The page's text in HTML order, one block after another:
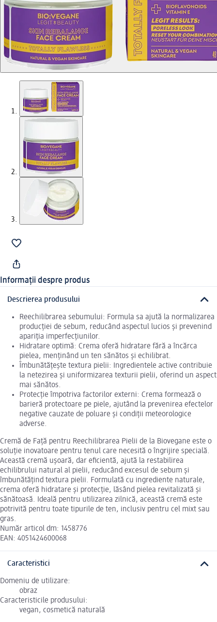
Informații despre produs
Descrierea produsului
Reechilibrarea sebumului: Formula sa ajută la normalizarea
producției de sebum, reducând aspectul lucios și prevenind
apariția imperfecțiunilor.
Hidratare optimă: Crema oferă hidratare fără a încărca
pielea, menținând un ten sănătos și echilibrat.
Îmbunătățește textura pielii: Ingredientele active contribuie
la netezirea și uniformizarea texturii pielii, oferind un aspect
mai sănătos.
Protecție împotriva factorilor externi: Crema formează o
barieră protectoare pe piele, ajutând la prevenirea efectelor
negative cauzate de poluare și condiții meteorologice
adverse.
Cremă de Față pentru Reechilibrarea Pielii de la Biovegane este o
soluție inovatoare pentru tenul care necesită o îngrijire specială.
Această cremă ușoară, dar eficientă, ajută la restabilirea
echilibrului natural al pielii, reducând excesul de sebum și
îmbunătățind textura pielii. Formulată cu ingrediente naturale,
crema oferă hidratare și protecție, lăsând pielea revitalizată și
sănătoasă. Ideală pentru utilizarea zilnică, această cremă este
potrivită pentru toate tipurile de ten, inclusiv pentru cel mixt sau
gras.
Număr articol dm: 1458776
EAN: 4051424600068
Caracteristici
Domeniu de utilizare:
obraz
Caracteristicile produsului:
vegan, cosmetică naturală